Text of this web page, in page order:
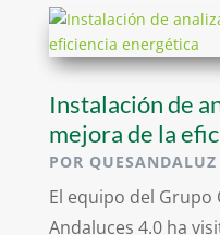
Instalación de
mejora de la
POR QUESANDALUZ
El equipo del Grupo
Andaluces 4.0 ha